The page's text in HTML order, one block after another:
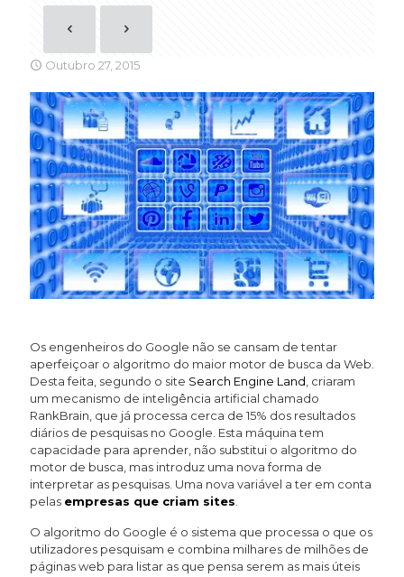
Outubro 27, 2015
Os engenheiros do Google não se cansam de tentar
aperfeiçoar o algoritmo do maior motor de busca da Web.
Desta feita, segundo o site Search Engine Land , criaram
um mecanismo de inteligência artificial chamado
RankBrain, que já processa cerca de 15% dos resultados
diários de pesquisas no Google. Esta máquina tem
capacidade para aprender, não substitui o algoritmo do
motor de busca, mas introduz uma nova forma de
interpretar as pesquisas. Uma nova variável a ter em conta
pelas empresas que criam sites
O algoritmo do Google é o sistema que processa o que os
utilizadores pesquisam e combina milhares de milhões de
páginas web para listar as que pensa serem as mais úteis